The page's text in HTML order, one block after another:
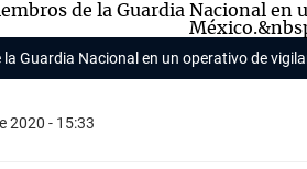
la Guardia Nacional en un operativo de
2020 - 15:33